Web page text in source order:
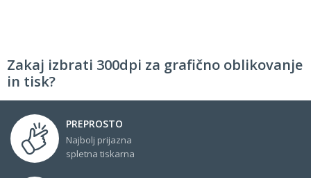
Zakaj izbrati 300dpi za grafično oblikovanje
in tisk?
PREPROSTO
Najbolj prijazna
spletna tiskarna